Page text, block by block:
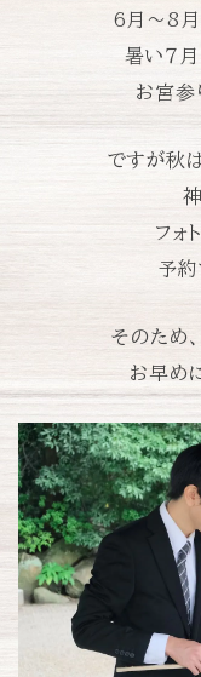
6月〜8月
暑い７月
お宮参
ですが秋
フォ
予約
そのため
お早め